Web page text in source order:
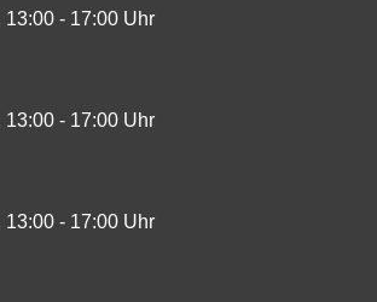
13:00 - 17:00 Uhr
13:00 - 17:00 Uhr
13:00 - 17:00 Uhr